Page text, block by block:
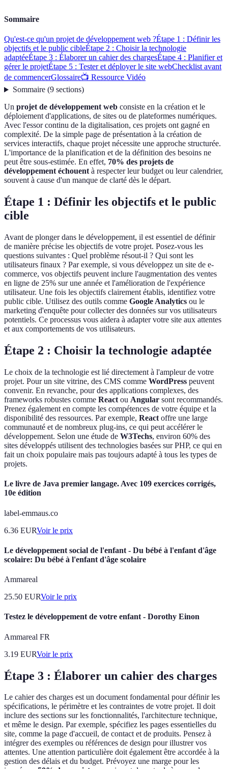
Sommaire
Qu'est-ce qu'un projet de développement web ?Étape 1 : Définir les
objectifs et le public cibleÉtape 2 : Choisir la technologie
adaptéeÉtape 3 : Élaborer un cahier des chargesÉtape 4 : Planifier et
gérer le projetÉtape 5 : Tester et déployer le site webChecklist avant
de commencerGlossaire📺 Ressource Vidéo
Sommaire(9 sections)
Un projet de développement web consiste en la création et le
déploiement d'applications, de sites ou de plateformes numériques.
Avec l'essor continu de la digitalisation, ces projets ont gagné en
complexité. De la simple page de présentation à la création de
services interactifs, chaque projet nécessite une approche structurée.
L'importance de la planification et de la définition des besoins ne
peut être sous-estimée. En effet, 70% des projets de
développement échouentà respecter leur budget ou leur calendrier,
souvent à cause d'un manque de clarté dès le départ.
Étape 1 : Définir les objectifs et le public
cible
Avant de plonger dans le développement, il est essentiel de définir
de manière précise les objectifs de votre projet. Posez-vous les
questions suivantes : Quel problème résout-il ? Qui sont les
utilisateurs finaux ? Par exemple, si vous développez un site de e-
commerce, vos objectifs peuvent inclure l'augmentation des ventes
en ligne de 25% sur une année et l'amélioration de l'expérience
utilisateur. Une fois les objectifs clairement établis, identifiez votre
public cible. Utilisez des outils comme Google Analytics ou le
marketing d'enquête pour collecter des données sur vos utilisateurs
potentiels. Ce processus vous aidera à adapter votre site aux attentes
et aux comportements de vos utilisateurs.
Étape 2 : Choisir la technologie adaptée
Le choix de la technologie est lié directement à l'ampleur de votre
projet. Pour un site vitrine, des CMS comme WordPress peuvent
convenir. En revanche, pour des applications complexes, des
frameworks robustes comme React ou Angular sont recommandés.
Prenez également en compte les compétences de votre équipe et la
disponibilité des ressources. Par exemple, React offre une large
communauté et de nombreux plug-ins, ce qui peut accélérer le
développement. Selon une étude de W3Techs, environ 60% des
sites développés utilisent des technologies basées sur PHP, ce qui en
fait un choix populaire mais pas toujours adapté à tous les types de
projets.
Le livre de Java premier langage. Avec 109 exercices corrigés,
10e édition
label-emmaus.co
6.36 EURVoir le prix
Le développement social de l'enfant - Du bébé à l'enfant d'âge
scolaire: Du bébé à l'enfant d'âge scolaire
Ammareal
25.50 EURVoir le prix
Testez le développement de votre enfant - Dorothy Einon
Ammareal FR
3.19 EURVoir le prix
Étape 3 : Élaborer un cahier des charges
Le cahier des charges est un document fondamental pour définir les
spécifications, le périmètre et les contraintes de votre projet. Il doit
inclure des sections sur les fonctionnalités, l'architecture technique,
et même le design. Par exemple, spécifiez les pages essentielles du
site, comme la page d'accueil, de contact et de produits. Pensez à
intégrer des exemples ou références de design pour illustrer vos
attentes. Une attention particulière doit également être accordée à la
gestion des délais et du budget. Prévoyez une marge pour les